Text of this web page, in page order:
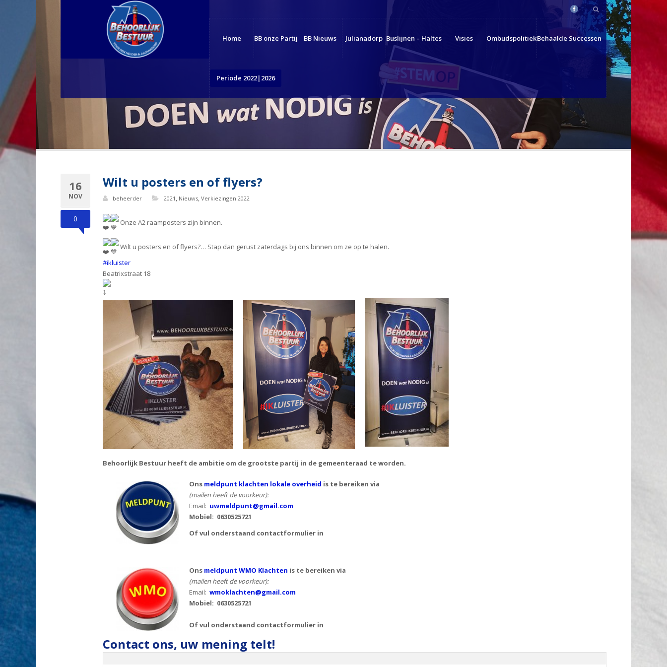
Home BB onze Partij BB Nieuws Julianadorp Buslijnen – Haltes Visies OmbudspolitiekBehaalde Successen
Periode 2022|2026
16
NOV
0
Wilt u posters en of flyers?
beheerder 2021 , Nieuws, Verkiezingen 2022
Onze A2 raamposters zijn binnen.
Wilt u posters en of flyers?… Stap dan gerust zaterdags bij ons binnen om ze op te halen.
#ikluister
Beatrixstraat 18
Behoorlijk Bestuur heeft de ambitie om de grootste partij in de gemeenteraad te worden.
Ons meldpunt klachten lokale overheid is te bereiken via
(mailen heeft de voorkeur):
Email: uwmeldpunt@gmail.com
Mobiel: 0630525721
Of vul onderstaand contactformulier in
Ons meldpunt WMO Klachten is te bereiken via
(mailen heeft de voorkeur):
Email: wmoklachten@gmail.com
Mobiel: 0630525721
Of vul onderstaand contactformulier in
Contact ons, uw mening telt!